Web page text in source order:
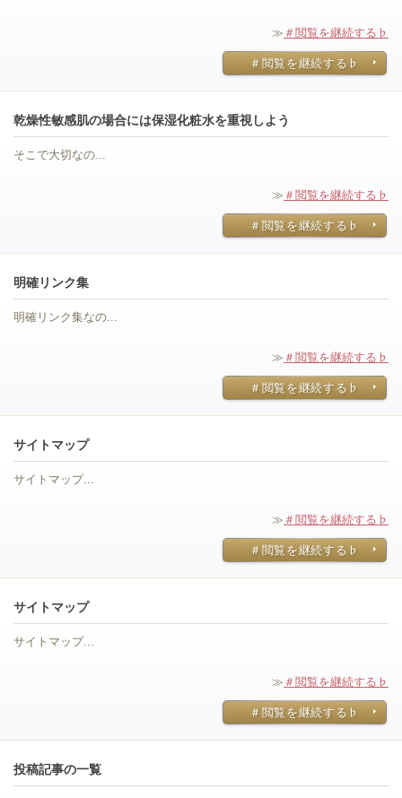
≫ ＃閲覧を継続する♭
＃閲覧を継続する♭
乾燥性敏感肌の場合には保湿化粧水を重視しよう
そこで大切なの...
≫ ＃閲覧を継続する♭
＃閲覧を継続する♭
明確リンク集
明確リンク集なの...
≫ ＃閲覧を継続する♭
＃閲覧を継続する♭
サイトマップ
サイトマップ...
≫ ＃閲覧を継続する♭
＃閲覧を継続する♭
サイトマップ
サイトマップ...
≫ ＃閲覧を継続する♭
＃閲覧を継続する♭
投稿記事の一覧